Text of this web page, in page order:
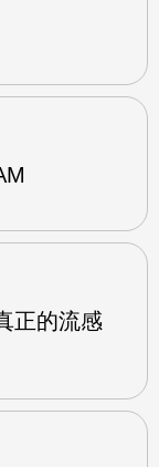
正的流感